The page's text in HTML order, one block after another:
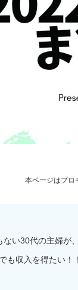
本ページはプロ
い30代の主婦が
も収入を得たい！